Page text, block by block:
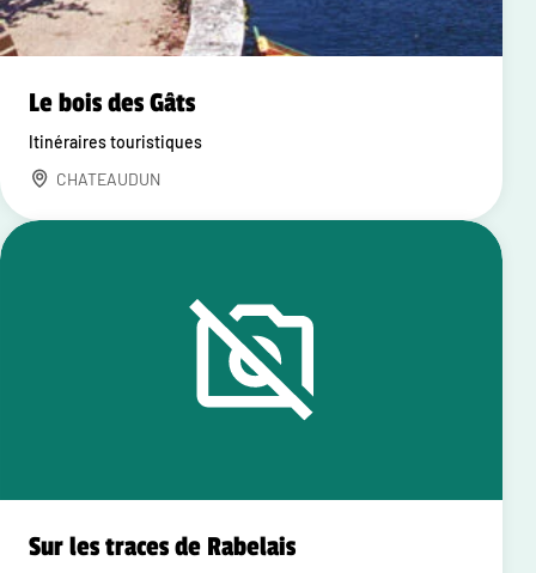
Le bois des Gâts
Itinéraires touristiques
CHATEAUDUN
Sur les traces de Rabelais